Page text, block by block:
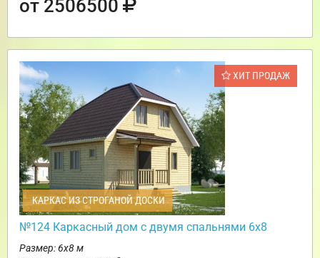
от 2506500
ХИТ ПРОДАЖ
КАРКАС ИЗ СТРОГАНОЙ ДОСКИ
№124 Каркасный дом с двумя спальнями 6х8
Размер: 6х8 м